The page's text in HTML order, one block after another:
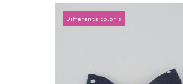
Différents coloris